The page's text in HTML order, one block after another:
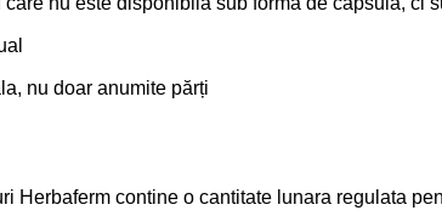
nu doar anumite părți
Herbaferm contine o cantitate lunara regulata